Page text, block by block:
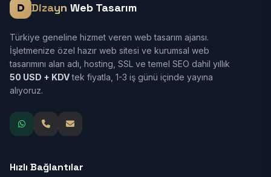
Dizayn Web Tasarım
Türkiye geneline hizmet veren web tasarım ajansı.
İşletmenize özel hazır web sitesi ve kurumsal web
tasarımını alan adı, hosting, SSL ve temel SEO dahil yıllık
50 USD + KDVtek fiyatla, 1-3 iş günü içinde yayına
alıyoruz.
Hızlı Bağlantılar